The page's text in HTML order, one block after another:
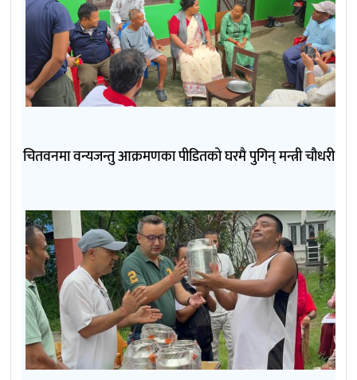
चितवनमा वन्यजन्तु आक्रमणका पीडितको घरमै पुगिन् मन्त्री चौधरी